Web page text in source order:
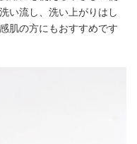
い流し、洗い上がりはし
肌の方にもおすすめです